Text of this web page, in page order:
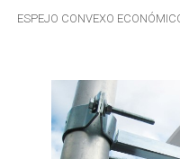
ESPEJO CONVEXO